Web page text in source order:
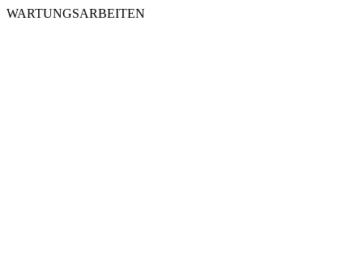
WARTUNGSARBEITEN